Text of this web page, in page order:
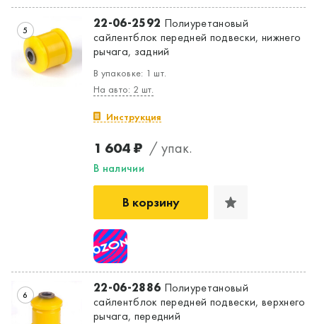
5 22-06-2592 Полиуретановый
сайлентблок передней подвески, нижнего
рычага, задний
В упаковке: 1 шт.
На авто: 2 шт.
Инструкция
1 604 ₽ / упак.
В наличии
В корзину
6 22-06-2886 Полиуретановый
сайлентблок передней подвески, верхнего
рычага, передний